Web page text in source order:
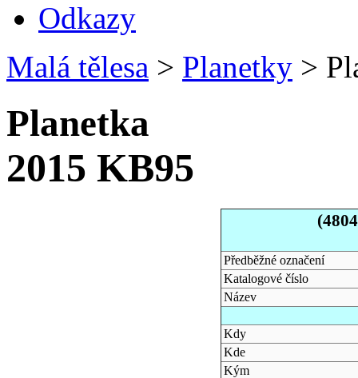
Odkazy
Malá tělesa > Planetky >
Planetka
2015 KB95
Předběžné označení
Katalogové číslo
Název
Kdy
Kde
Kým